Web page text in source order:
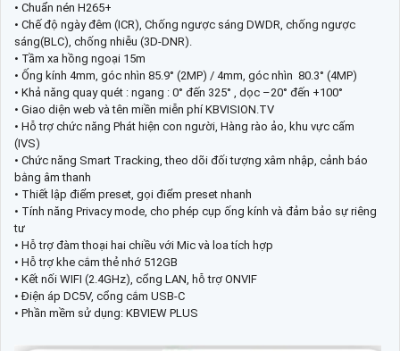
• Chuẩn nén H265+
• Chế độ ngày đêm (ICR), Chống ngược sáng DWDR, chống ngược
sáng(BLC), chống nhiễu (3D-DNR).
• Tầm xa hồng ngoại 15m
• Ống kính 4mm, góc nhìn 85.9° (2MP) / 4mm, góc nhìn 80.3° (4MP)
• Khả năng quay quét : ngang : 0° đến 325° , dọc –20° đến +100°
• Giao diện web và tên miền miễn phí KBVISION.TV
• Hỗ trợ chức năng Phát hiện con người, Hàng rào ảo, khu vực cấm
(IVS)
• Chức năng Smart Tracking, theo dõi đối tượng xâm nhập, cảnh báo
bằng âm thanh
• Thiết lập điểm preset, gọi điểm preset nhanh
• Tính năng Privacy mode, cho phép cụp ống kính và đảm bảo sự riêng
tư
• Hỗ trợ đàm thoại hai chiều với Mic và loa tích hợp
• Hỗ trợ khe cắm thẻ nhớ 512GB
• Kết nối WIFI (2.4GHz), cổng LAN, hỗ trợ ONVIF
• Điện áp DC5V, cổng cắm USB-C
• Phần mềm sử dụng: KBVIEW PLUS